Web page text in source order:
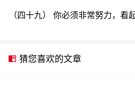
（四十九） 你必须非常努力，看
猜您喜欢的文章